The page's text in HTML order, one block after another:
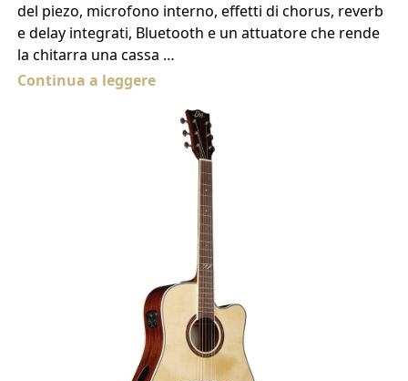
del piezo, microfono interno, effetti di chorus, reverb
e delay integrati, Bluetooth e un attuatore che rende
la chitarra una cassa …
Continua a leggere